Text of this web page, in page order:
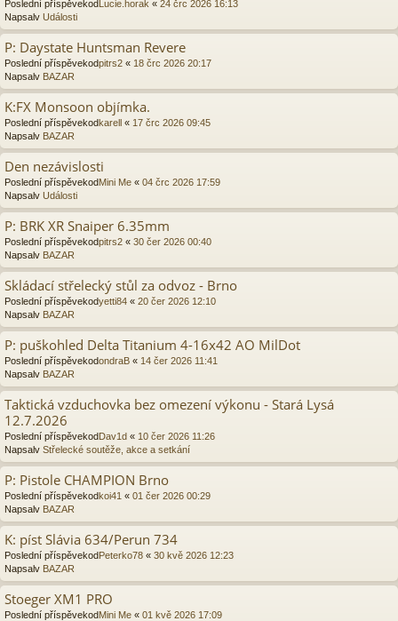
Poslední příspěvekodLucie.horak « 24 črc 2026 16:13
Napsalv Události
P: Daystate Huntsman Revere
Poslední příspěvekodpitrs2 « 18 črc 2026 20:17
Napsalv BAZAR
K:FX Monsoon objímka.
Poslední příspěvekodkarell « 17 črc 2026 09:45
Napsalv BAZAR
Den nezávislosti
Poslední příspěvekodMini Me « 04 črc 2026 17:59
Napsalv Události
P: BRK XR Snaiper 6.35mm
Poslední příspěvekodpitrs2 « 30 čer 2026 00:40
Napsalv BAZAR
Skládací střelecký stůl za odvoz - Brno
Poslední příspěvekodyetti84 « 20 čer 2026 12:10
Napsalv BAZAR
P: puškohled Delta Titanium 4-16x42 AO MilDot
Poslední příspěvekodondraB « 14 čer 2026 11:41
Napsalv BAZAR
Taktická vzduchovka bez omezení výkonu - Stará Lysá
12.7.2026
Poslední příspěvekodDav1d « 10 čer 2026 11:26
Napsalv Střelecké soutěže, akce a setkání
P: Pistole CHAMPION Brno
Poslední příspěvekodkoi41 « 01 čer 2026 00:29
Napsalv BAZAR
K: píst Slávia 634/Perun 734
Poslední příspěvekodPeterko78 « 30 kvě 2026 12:23
Napsalv BAZAR
Stoeger XM1 PRO
Poslední příspěvekodMini Me « 01 kvě 2026 17:09